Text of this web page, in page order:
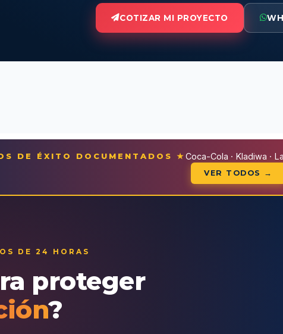
COTIZAR MI PROYECTO
DE ÉXITO DOCUMENTADOS ★Coca-Cola · Kladiwa ·
VER TODOS →
DE 24 HORAS
proteger
?